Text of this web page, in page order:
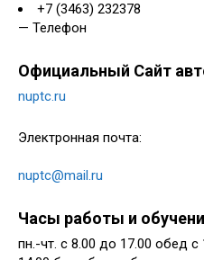
+7 (3463) 232378
— Телефон
Официальный Сайт
nuptc.ru
Электронная почта:
nuptc@mail.ru
Часы работы и
пн.-чт. с 8.00 до 17.00 обед с